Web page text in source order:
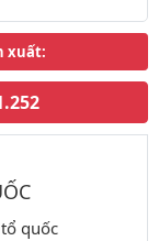
xuất:
quốc